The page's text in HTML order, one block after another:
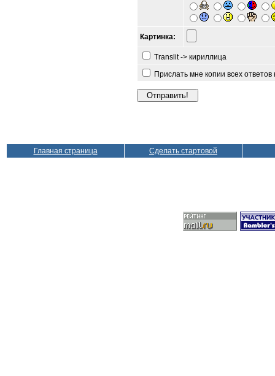
Картинка:
Translit -> кириллица
Прислать мне копии всех
Главная страница Сделать стартовой